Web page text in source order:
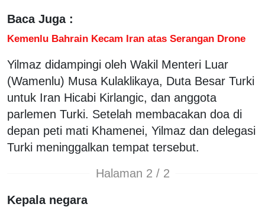
Baca Juga :
Kemenlu Bahrain Kecam Iran atas Serangan Drone
Yilmaz didampingi oleh Wakil Menteri Luar
(Wamenlu) Musa Kulaklikaya, Duta Besar Turki
untuk Iran Hicabi Kirlangic, dan anggota
parlemen Turki. Setelah membacakan doa di
depan peti mati Khamenei, Yilmaz dan delegasi
Turki meninggalkan tempat tersebut.
Halaman 2 / 2
Kepala negara